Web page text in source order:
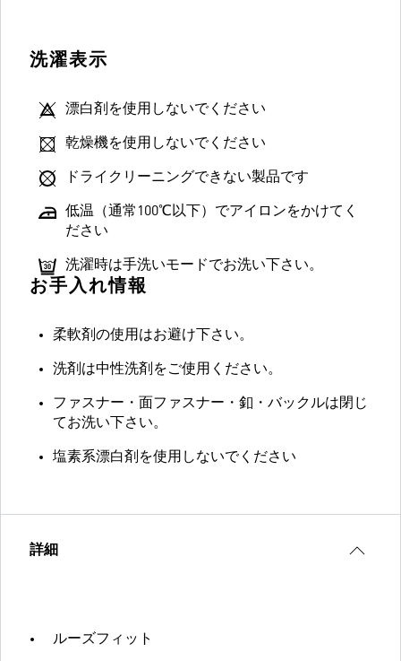
洗濯表示
漂白剤を使用しないでください
乾燥機を使用しないでください
ドライクリーニングできない製品です
低温（通常100℃以下）でアイロンをかけてく
ださい
洗濯時は手洗いモードでお洗い下さい。
お手入れ情報
柔軟剤の使用はお避け下さい。
洗剤は中性洗剤をご使用ください。
ファスナー・面ファスナー・釦・バックルは閉じ
てお洗い下さい。
塩素系漂白剤を使用しないでください
詳細
ルーズフィット